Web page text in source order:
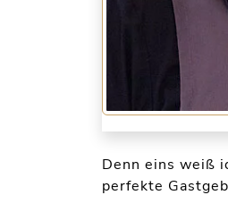
Denn eins weiß
perfekte